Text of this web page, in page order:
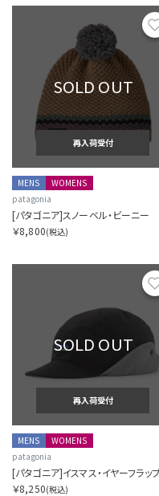
SOLD OUT
再入荷受付
MENS
WOMENS
patagonia
[パタゴニア]スノーベル・ビーニー
￥8,800(税込)
SOLD OUT
再入荷受付
MENS
WOMENS
patagonia
￥8,250(税込)